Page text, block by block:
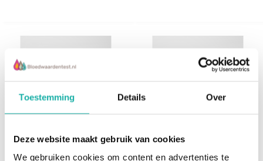
Toestemming Details Over
Deze website maakt gebruik van cookies
We gebruiken cookies om content en advertenties te